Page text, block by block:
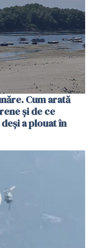
Cum arată
și de ce
a plouat în